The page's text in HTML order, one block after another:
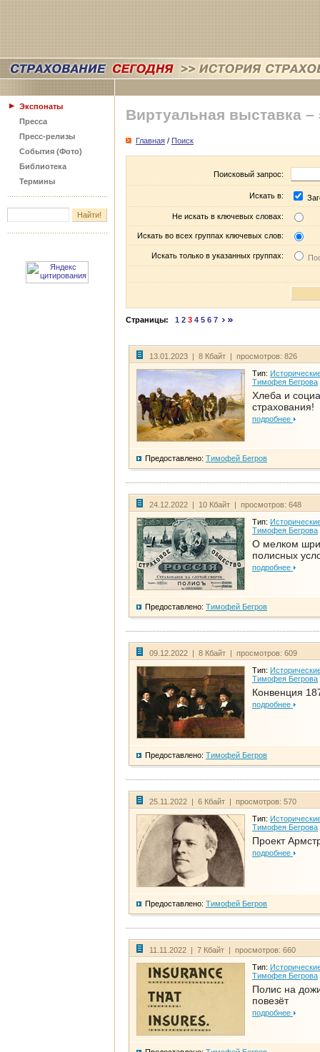
Экспонаты
Пресса
Пресс-релизы
События (Фото)
Библиотека
Термины
Виртуальная выставка –
Главная / Поиск
Поисковый запрос:
Искать в:
Не искать в ключевых словах:
Искать во всех группах ключевых слов:
Искать только в указанных группах:
Страницы: 1 2 3 4 5 6 7
13.01.2023 | 8 Кбайт | просмотров: 826
Тип:
Тимофея Бегрова
Хлеба и
страхования!
подробнее
Предоставлено: Тимофей Бегров
24.12.2022 | 10 Кбайт | просмотров: 648
Тип:
Тимофея Бегрова
О мелком
полисных
подробнее
Предоставлено: Тимофей Бегров
09.12.2022 | 8 Кбайт | просмотров: 609
Тип:
Тимофея Бегрова
Конвенция
подробнее
Предоставлено: Тимофей Бегров
25.11.2022 | 6 Кбайт | просмотров: 570
Тип:
Тимофея Бегрова
Проект
подробнее
Предоставлено: Тимофей Бегров
11.11.2022 | 7 Кбайт | просмотров: 660
Тип:
Тимофея Бегрова
Полис на
повезёт
подробнее